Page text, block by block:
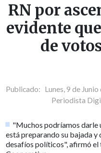
RN por
evidente
de
Publicado: Lunes, 9 de
Periodista
"Muchos podríamos darle
está preparando su bajada
desafíos políticos", afirmó